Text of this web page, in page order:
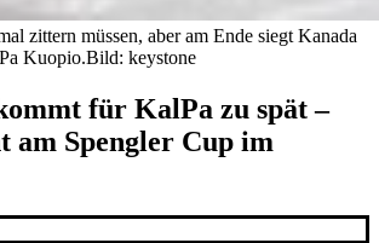
zittern müssen, aber am Ende siegt Kanada
Kuopio.Bild: keystone
für KalPa zu spät –
am Spengler Cup im